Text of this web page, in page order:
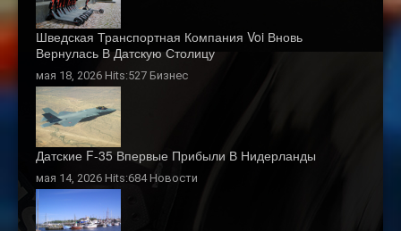
Шведская Транспортная Компания Voi Вновь
Вернулась В Датскую Столицу
мая 18, 2026 Hits:527 Бизнес
Датские F-35 Впервые Прибыли В Нидерланды
мая 14, 2026 Hits:684Новости